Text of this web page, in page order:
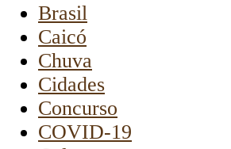
Brasil
Caicó
Chuva
Cidades
Concurso
COVID-19